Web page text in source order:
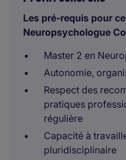
Les pré-requis pour
Neuropsychologue
Master 2 en
Autonomie,
Respect des
pratiques
régulière
Capacité à
pluridisciplinaire